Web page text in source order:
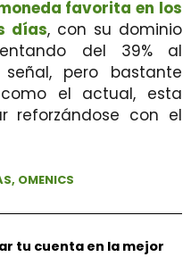
favorita en los
días, con su dominio
del 39% al
pero bastante
el actual, esta
reforzándose con el
, OMENICS
tu cuenta en la mejor